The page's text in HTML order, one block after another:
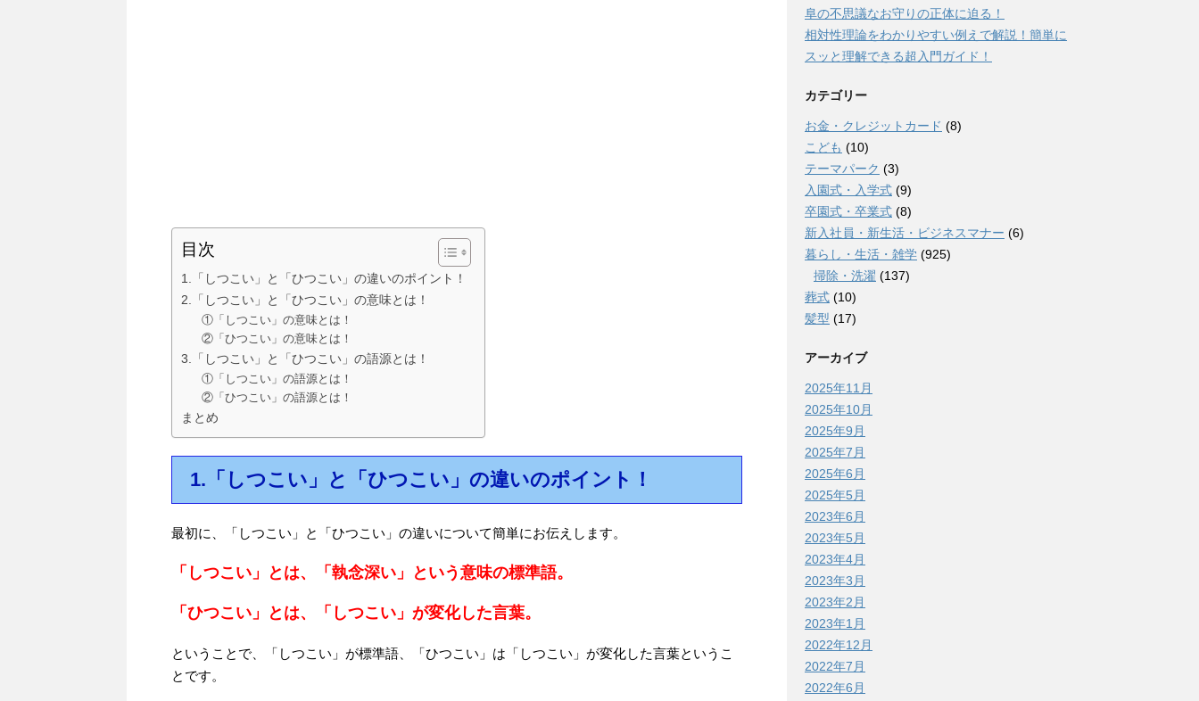
目次
1.「しつこい」と「ひつこい」の違いのポイント！
2.「しつこい」と「ひつこい」の意味とは！
①「しつこい」の意味とは！
②「ひつこい」の意味とは！
3.「しつこい」と「ひつこい」の語源とは！
①「しつこい」の語源とは！
②「ひつこい」の語源とは！
まとめ
1.「しつこい」と「ひつこい」の違いのポイント！
最初に、「しつこい」と「ひつこい」の違いについて簡単にお伝えします。
「しつこい」とは、「執念深い」という意味の標準語。
「ひつこい」とは、「しつこい」が変化した言葉。
ということで、「しつこい」が標準語、「ひつこい」は「しつこい」が変化した言葉というこ
とです。
阜の不思議なお守りの正体に迫る！
相対性理論をわかりやすい例えで解説！簡単に
スッと理解できる超入門ガイド！
カテゴリー
お金・クレジットカード (8)
こども (10)
テーマパーク (3)
入園式・入学式 (9)
卒園式・卒業式 (8)
新入社員・新生活・ビジネスマナー (6)
暮らし・生活・雑学 (925)
掃除・洗濯 (137)
葬式 (10)
髪型 (17)
アーカイブ
2025年11月
2025年10月
2025年9月
2025年7月
2025年6月
2025年5月
2023年6月
2023年5月
2023年4月
2023年3月
2023年2月
2023年1月
2022年12月
2022年7月
2022年6月